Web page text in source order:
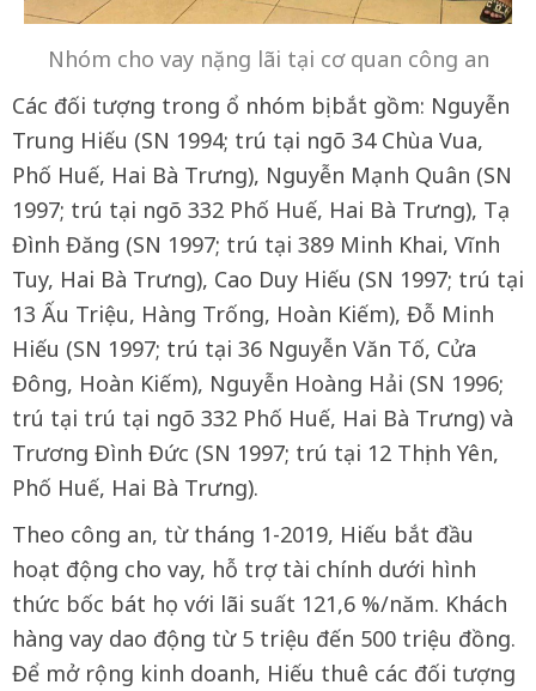
Nhóm cho vay nặng lãi tại cơ quan công an
Các đối tượng trong ổ nhóm bị bắt gồm: Nguyễn
Trung Hiếu (SN 1994; trú tại ngõ 34 Chùa Vua,
Phố Huế, Hai Bà Trưng), Nguyễn Mạnh Quân (SN
1997; trú tại ngõ 332 Phố Huế, Hai Bà Trưng), Tạ
Đình Đăng (SN 1997; trú tại 389 Minh Khai, Vĩnh
Tuy, Hai Bà Trưng), Cao Duy Hiếu (SN 1997; trú tại
13 Ấu Triệu, Hàng Trống, Hoàn Kiếm), Đỗ Minh
Hiếu (SN 1997; trú tại 36 Nguyễn Văn Tố, Cửa
Đông, Hoàn Kiếm), Nguyễn Hoàng Hải (SN 1996;
trú tại trú tại ngõ 332 Phố Huế, Hai Bà Trưng) và
Trương Đình Đức (SN 1997; trú tại 12 Thịnh Yên,
Phố Huế, Hai Bà Trưng).
Theo công an, từ tháng 1-2019, Hiếu bắt đầu
hoạt động cho vay, hỗ trợ tài chính dưới hình
thức bốc bát họ với lãi suất 121,6 %/năm. Khách
hàng vay dao động từ 5 triệu đến 500 triệu đồng.
Để mở rộng kinh doanh, Hiếu thuê các đối tượng